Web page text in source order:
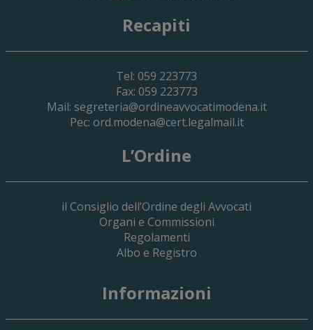
19 Giugno 2026
Recapiti
Tel: 059 223773
Fax: 059 223773
Mail: segreteria@ordineavvocatimodena.it
Pec: ord.modena@cert.legalmail.it
L’Ordine
il Consiglio dell’Ordine degli Avvocati
Organi e Commissioni
Regolamenti
Albo e Registro
Informazioni